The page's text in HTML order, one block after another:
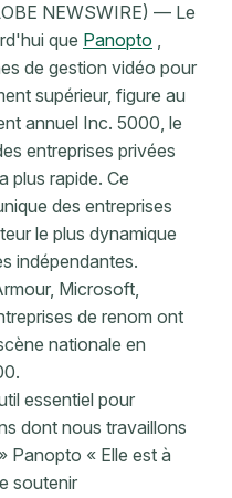
NEWSWIRE) — Le
que Panopto ,
de gestion vidéo pour
supérieur, figure au
annuel Inc. 5000, le
entreprises privées
plus rapide. Ce
des entreprises
le plus dynamique
indépendantes.
Microsoft,
de renom ont
nationale en
essentiel pour
dont nous travaillons
Panopto « Elle est à
soutenir